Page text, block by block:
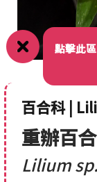
點擊此
百合科 |
重辦百合
Lilium sp.